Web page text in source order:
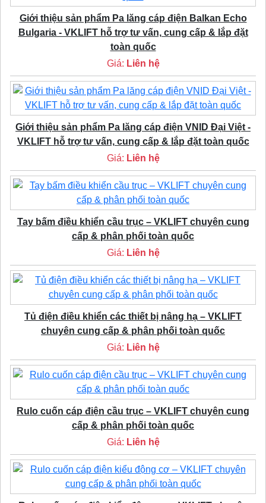
Giới thiệu sản phẩm Pa lăng cáp điện Balkan Echo
Bulgaria - VKLIFT hỗ trợ tư vấn, cung cấp & lắp đặt
toàn quốc
Giá: Liên hệ
Giới thiệu sản phẩm Pa lăng cáp điện VNID Đại Việt -
VKLIFT hỗ trợ tư vấn, cung cấp & lắp đặt toàn quốc
Giá: Liên hệ
Tay bấm điều khiển cầu trục – VKLIFT chuyên cung
cấp & phân phối toàn quốc
Giá: Liên hệ
Tủ điện điều khiển các thiết bị nâng hạ – VKLIFT
chuyên cung cấp & phân phối toàn quốc
Giá: Liên hệ
Rulo cuốn cáp điện cầu trục – VKLIFT chuyên cung
cấp & phân phối toàn quốc
Giá: Liên hệ